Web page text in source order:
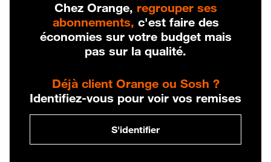
Chez Orange, regrouper ses
abonnements, c'est faire des
économies sur votre budget mais
pas sur la qualité.
Déjà client Orange ou Sosh ?
Identifiez-vous pour voir vos remises
S'identifier